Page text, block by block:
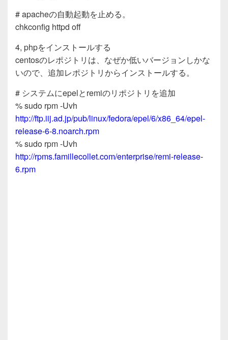
# apacheの自動起動を止める。
chkconfig httpd off
4, phpをインストールする
centosのレポジトリは、なぜか低いバージョンしかな
いので、追加レポジトリからインストールする。
# システムにepelとremiのリポジトリを追加
% sudo rpm -Uvh
http://ftp.iij.ad.jp/pub/linux/fedora/epel/6/x86_64/epel-
release-6-8.noarch.rpm
% sudo rpm -Uvh
http://rpms.famillecollet.com/enterprise/remi-release-
6.rpm